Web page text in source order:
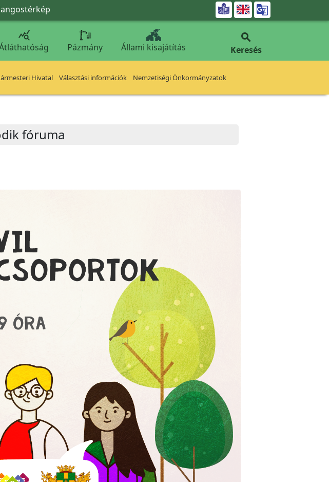


Pázmány Állami kisajátítás

Keresés
Hivatal Választási információk Nemzetiségi Önkormányzatok
fóruma